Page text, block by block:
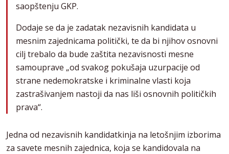
saopštenju GKP.
Dodaje se da je zadatak nezavisnih kandidata u
mesnim zajednicama politički, te da bi njihov osnovni
cilj trebalo da bude zaštita nezavisnosti mesne
samouprave „od svakog pokušaja uzurpacije od
strane nedemokratske i kriminalne vlasti koja
zastrašivanjem nastoji da nas liši osnovnih političkih
prava“.
Jedna od nezavisnih kandidatkinja na letošnjim izborima
za savete mesnih zajednica, koja se kandidovala na